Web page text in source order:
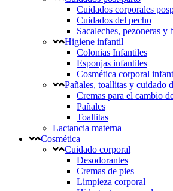
Cuidados corporales
Cuidados del pecho
Sacaleches, pezoneras y
Higiene infantil
Colonias Infantiles
Esponjas infantiles
Cosmética corporal
Pañales, toallitas y cuidado
Cremas para el cambio
Pañales
Toallitas
Lactancia materna
Cosmética
Cuidado corporal
Desodorantes
Cremas de pies
Limpieza corporal